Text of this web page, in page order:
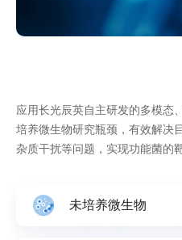
应用长光辰英自主研发的多模态
培养微生物研究瓶颈，有效解决
杂质干扰等问题，实现功能菌的
未培养微生物